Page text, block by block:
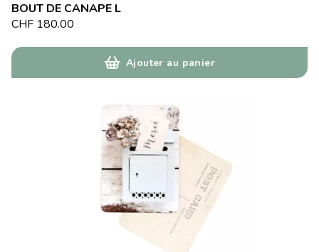
BOUT DE CANAPE L
CHF 180.00
Ajouter au panier